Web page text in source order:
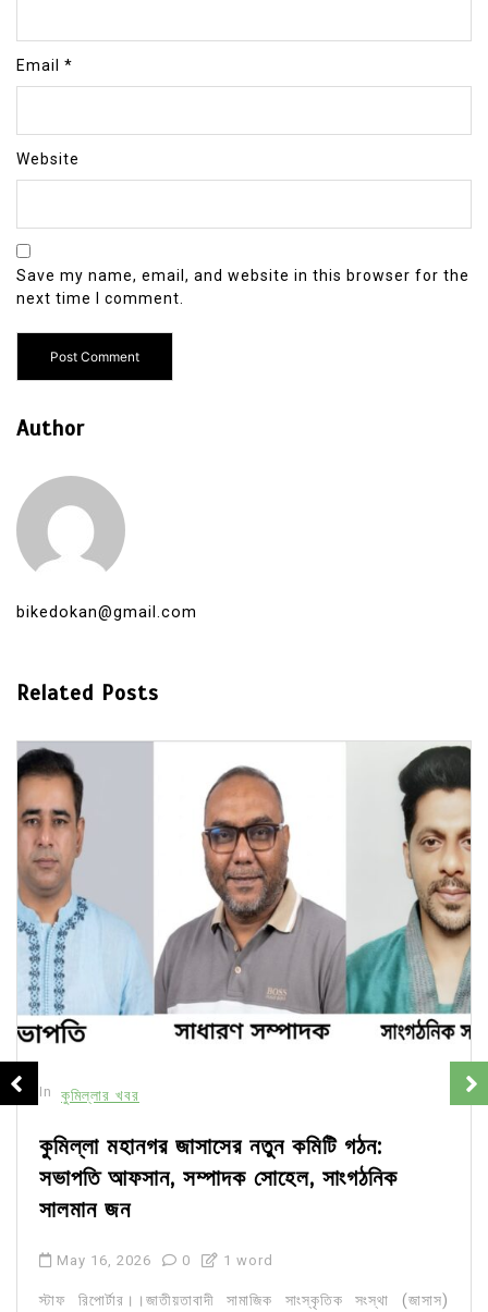
Email *
Website
Save my name, email, and website in this browser for the
next time I comment.
Author
bikedokan@gmail.com
Related Posts
In কুমিল্লার খবর
কুমিল্লা মহানগর জাসাসের নতুন কমিটি গঠন:
সভাপতি আফসান, সম্পাদক সোহেল, সাংগঠনিক
সালমান জন
May 16, 2026 0 1 word
স্টাফ রিপোর্টার।।জাতীয়তাবাদী সামাজিক সাংস্কৃতিক সংস্থা (জাসাস)